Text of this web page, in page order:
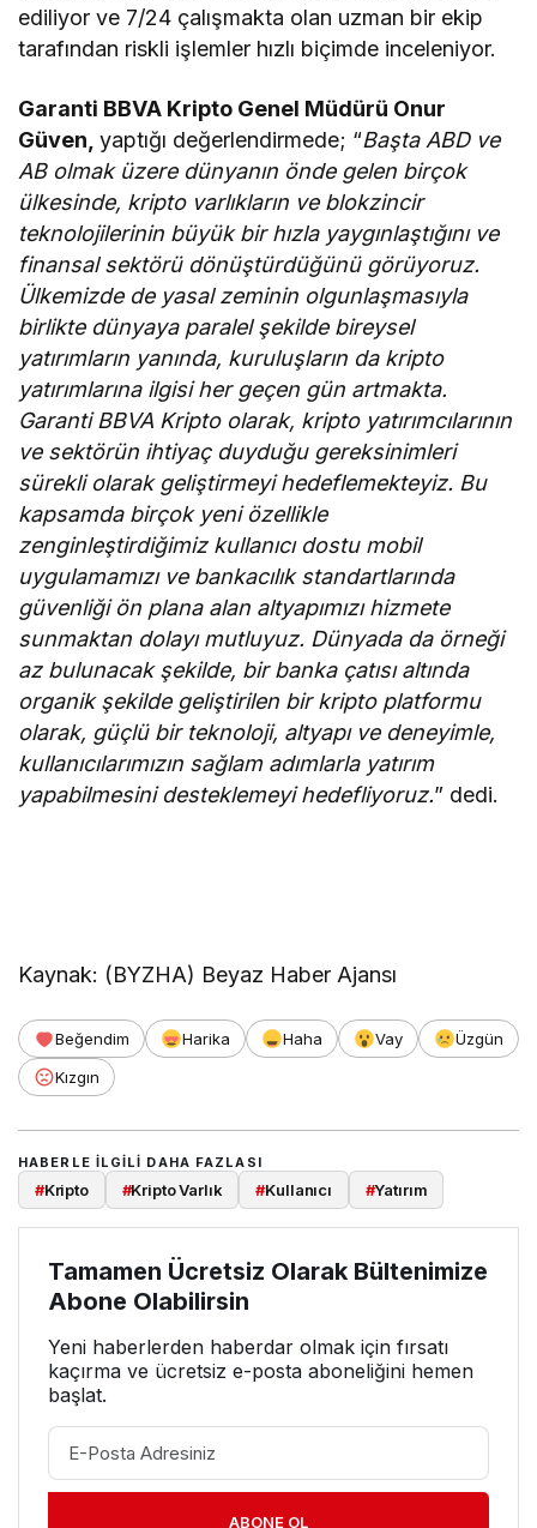
ediliyor ve 7/24 çalışmakta olan uzman bir ekip
tarafından riskli işlemler hızlı biçimde inceleniyor.
Garanti BBVA Kripto Genel Müdürü Onur
Güven,yaptığı değerlendirmede; “Başta ABD ve
AB olmak üzere dünyanın önde gelen birçok
ülkesinde, kripto varlıkların ve blokzincir
teknolojilerinin büyük bir hızla yaygınlaştığını ve
finansal sektörü dönüştürdüğünü görüyoruz.
Ülkemizde de yasal zeminin olgunlaşmasıyla
birlikte dünyaya paralel şekilde bireysel
yatırımların yanında, kuruluşların da kripto
yatırımlarına ilgisi her geçen gün artmakta.
Garanti BBVA Kripto olarak, kripto yatırımcılarının
ve sektörün ihtiyaç duyduğu gereksinimleri
sürekli olarak geliştirmeyi hedeflemekteyiz. Bu
kapsamda birçok yeni özellikle
zenginleştirdiğimiz kullanıcı dostu mobil
uygulamamızı ve bankacılık standartlarında
güvenliği ön plana alan altyapımızı hizmete
sunmaktan dolayı mutluyuz. Dünyada da örneği
az bulunacak şekilde, bir banka çatısı altında
organik şekilde geliştirilen bir kripto platformu
olarak, güçlü bir teknoloji, altyapı ve deneyimle,
kullanıcılarımızın sağlam adımlarla yatırım
yapabilmesini desteklemeyi hedefliyoruz.” dedi.
Kaynak: (BYZHA) Beyaz Haber Ajansı
Beğendim Harika Haha Vay
Üzgün
Kızgın
HABERLE ILGILI DAHA FAZLASI
#Kripto #Kripto Varlık #Kullanıcı #Yatırım
Tamamen Ücretsiz Olarak Bültenimize
Abone Olabilirsin
Yeni haberlerden haberdar olmak için fırsatı
kaçırma ve ücretsiz e-posta aboneliğini hemen
başlat.
ABONE OL